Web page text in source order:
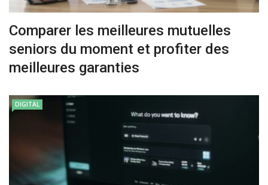
Comparer les meilleures mutuelles
seniors du moment et profiter des
meilleures garanties
DIGITAL